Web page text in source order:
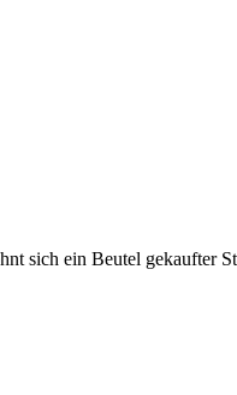
sich ein Beutel gekaufter